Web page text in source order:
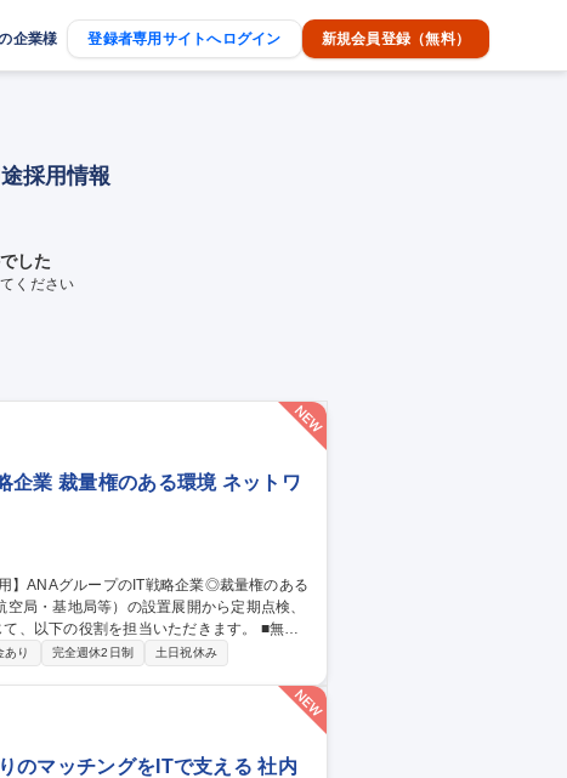
企業様 登録者専用サイトへログイン 新規会員登録（無料）
採用情報
した
ください
企業 裁量権のある環境 ネットワ
下の役割を担当いただきます。 ■無線
設置・移設・撤去作業、登録点検業務・運用
国内各地への出張が発生いたします。（北
あり 完全週休2日制 土日祝休み
のマッチングをITで支える 社内